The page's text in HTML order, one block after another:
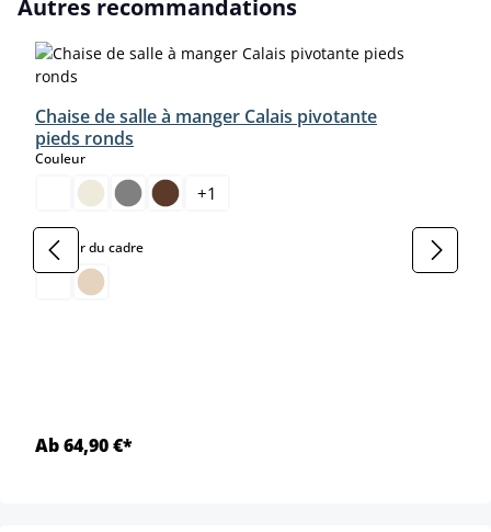
Autres recommandations
Chaise de salle à manger Calais pivotante
pieds ronds
Couleurselect
+1
Couleur du cadreselect
Ab 64,90 €*